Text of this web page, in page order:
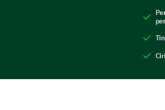
manakah yang mempengaruhi